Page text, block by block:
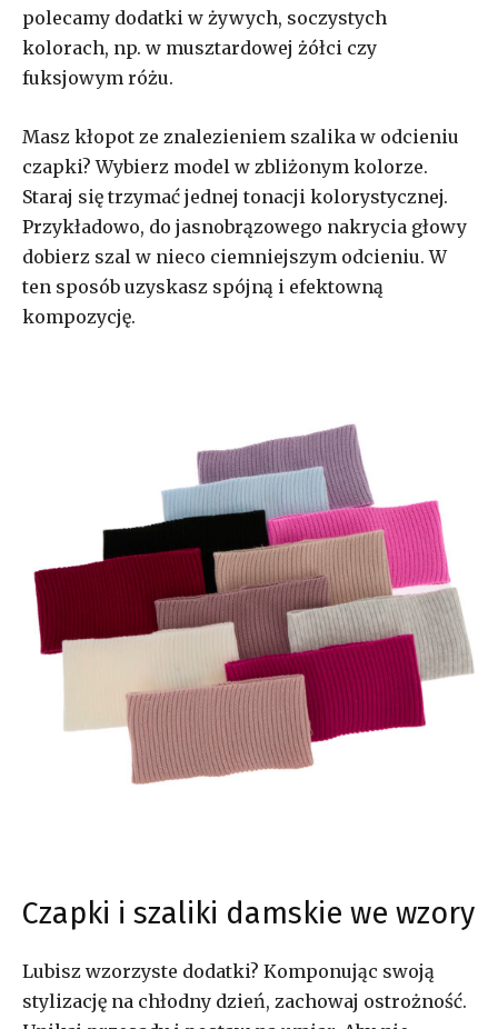
polecamy dodatki w żywych, soczystych
kolorach, np. w musztardowej żółci czy
fuksjowym różu.
Masz kłopot ze znalezieniem szalika w odcieniu
czapki? Wybierz model w zbliżonym kolorze.
Staraj się trzymać jednej tonacji kolorystycznej.
Przykładowo, do jasnobrązowego nakrycia głowy
dobierz szal w nieco ciemniejszym odcieniu. W
ten sposób uzyskasz spójną i efektowną
kompozycję.
Czapki i szaliki damskie we wzory
Lubisz wzorzyste dodatki? Komponując swoją
stylizację na chłodny dzień, zachowaj ostrożność.